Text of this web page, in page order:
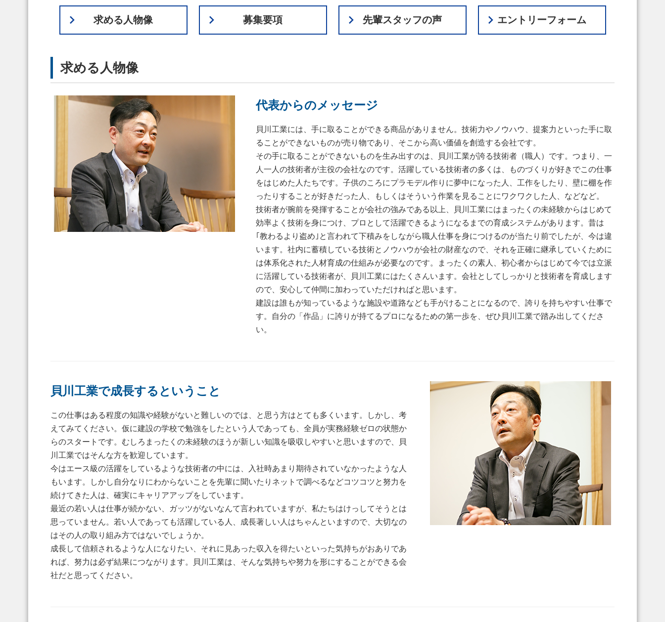
求める人物像 募集要項 先輩スタッフの声 エントリーフォーム
求める人物像
代表からのメッセージ
貝川工業には、手に取ることができる商品がありません。技術力やノウハウ、提案力といった手に取
ることができないものが売り物であり、そこから高い価値を創造する会社です。
その手に取ることができないものを生み出すのは、貝川工業が誇る技術者（職人）です。つまり、一
人一人の技術者が主役の会社なのです。活躍している技術者の多くは、ものづくりが好きでこの仕事
をはじめた人たちです。子供のころにプラモデル作りに夢中になった人、工作をしたり、壁に棚を作
ったりすることが好きだった人、もしくはそういう作業を見ることにワクワクした人、などなど。
技術者が腕前を発揮することが会社の強みである以上、貝川工業にはまったくの未経験からはじめて
効率よく技術を身につけ、プロとして活躍できるようになるまでの育成システムがあります。昔は
｢教わるより盗め｣と言われて下積みをしながら職人仕事を身につけるのが当たり前でしたが、今は違
います。社内に蓄積している技術とノウハウが会社の財産なので、それを正確に継承していくために
は体系化された人材育成の仕組みが必要なのです。まったくの素人、初心者からはじめて今では立派
に活躍している技術者が、貝川工業にはたくさんいます。会社としてしっかりと技術者を育成します
ので、安心して仲間に加わっていただければと思います。
建設は誰もが知っているような施設や道路なども手がけることになるので、誇りを持ちやすい仕事で
す。自分の「作品」に誇りが持てるプロになるための第一歩を、ぜひ貝川工業で踏み出してくださ
い。
貝川工業で成長するということ
この仕事はある程度の知識や経験がないと難しいのでは、と思う方はとても多くいます。しかし、考
えてみてください。仮に建設の学校で勉強をしたという人であっても、全員が実務経験ゼロの状態か
らのスタートです。むしろまったくの未経験のほうが新しい知識を吸収しやすいと思いますので、貝
川工業ではそんな方を歓迎しています。
今はエース級の活躍をしているような技術者の中には、入社時あまり期待されていなかったような人
もいます。しかし自分なりにわからないことを先輩に聞いたりネットで調べるなどコツコツと努力を
続けてきた人は、確実にキャリアアップをしています。
最近の若い人は仕事が続かない、ガッツがないなんて言われていますが、私たちはけっしてそうとは
思っていません。若い人であっても活躍している人、成長著しい人はちゃんといますので、大切なの
はその人の取り組み方ではないでしょうか。
成長して信頼されるような人になりたい、それに見あった収入を得たいといった気持ちがおありであ
れば、努力は必ず結果につながります。貝川工業は、そんな気持ちや努力を形にすることができる会
社だと思ってください。